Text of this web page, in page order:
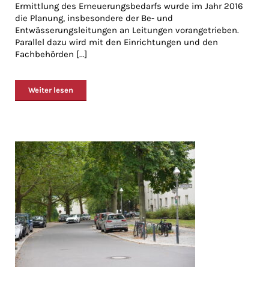
Ermittlung des Erneuerungsbedarfs wurde im Jahr 2016
die Planung, insbesondere der Be- und
Entwässerungsleitungen an Leitungen vorangetrieben.
Parallel dazu wird mit den Einrichtungen und den
Fachbehörden [...]
Weiter lesen